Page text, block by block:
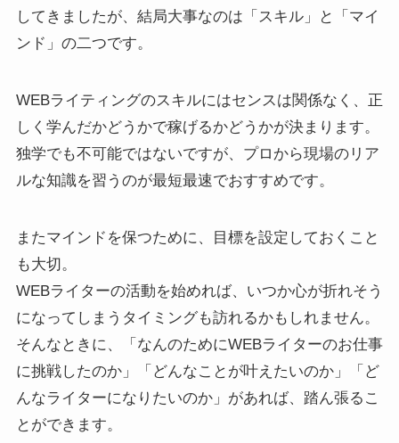
してきましたが、結局大事なのは「スキル」と「マイ
ンド」の二つです。
WEBライティングのスキルにはセンスは関係なく、正
しく学んだかどうかで稼げるかどうかが決まります。
独学でも不可能ではないですが、プロから現場のリア
ルな知識を習うのが最短最速でおすすめです。
またマインドを保つために、目標を設定しておくこと
も大切。
WEBライターの活動を始めれば、いつか心が折れそう
になってしまうタイミングも訪れるかもしれません。
そんなときに、「なんのためにWEBライターのお仕事
に挑戦したのか」「どんなことが叶えたいのか」「ど
んなライターになりたいのか」があれば、踏ん張るこ
とができます。